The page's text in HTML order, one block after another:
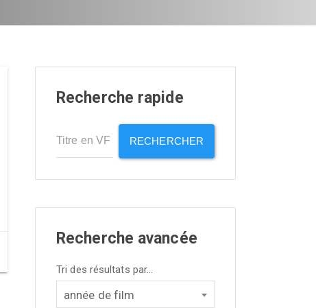
Recherche rapide
RECHERCHER
Recherche avancée
Tri des résultats par...
année de film